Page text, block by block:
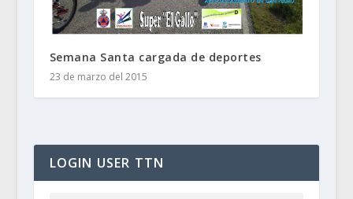
Semana Santa cargada de deportes
23 de marzo del 2015
LOGIN USER TTN